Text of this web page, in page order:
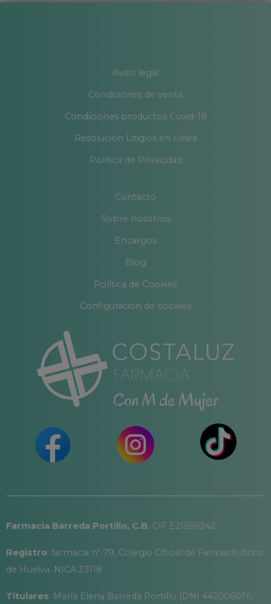
Aviso legal
Condiciones de venta
Condiciones productos Covid-19
Resolución Litigios en Línea
Política de Privacidad
Contacto
Sobre nosotros
Encargos
Blog
Política de Cookies
Configuración de cookies
Farmacia Barreda Portillo, C.B. CIF E21596242
Registro: farmacia nº 79, Colegio Oficial de Farmacéuticos
de Huelva. NICA 23118
Titulares: María Elena Barreda Portillo (DNI 44200601Y,